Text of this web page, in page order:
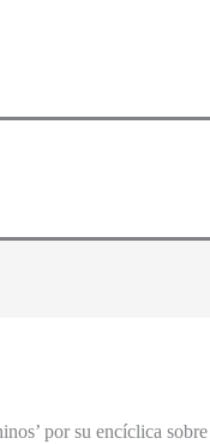
por su encíclica